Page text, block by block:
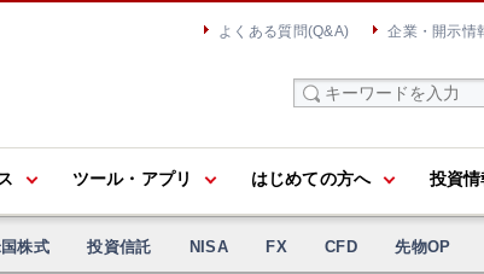
よくある質問(Q&A) 企業・開示情
ツール・アプリ はじめての方へ 投資情
株式 投資信託 NISA FX CFD 先物OP